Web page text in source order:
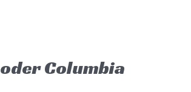
Columbia